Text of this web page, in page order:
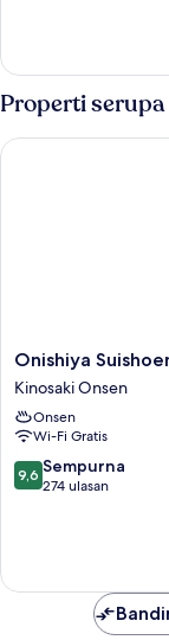
Western-
Room
River
Wing
Deluxe
Semi
Western-
Properti serupa
Onishiya
Suishoen
Kinosaki
Onsen
Onishiya
Kinosaki Onsen
Onsen
Wi-Fi Gratis
9.6
dari
9,6 Sempurna
274 ulasan
Onishiya Suishoen